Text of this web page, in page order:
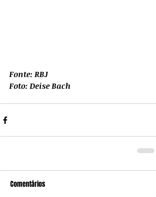
Fonte: RBJ
Foto: Deise Bach
Comentários